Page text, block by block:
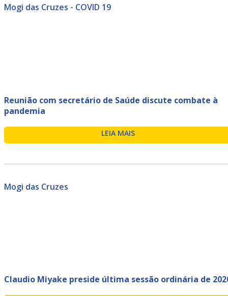
Mogi das Cruzes - COVID 19
Reunião com secretário de Saúde discute combate à
pandemia
LEIA MAIS
Mogi das Cruzes
Claudio Miyake preside última sessão ordinária de